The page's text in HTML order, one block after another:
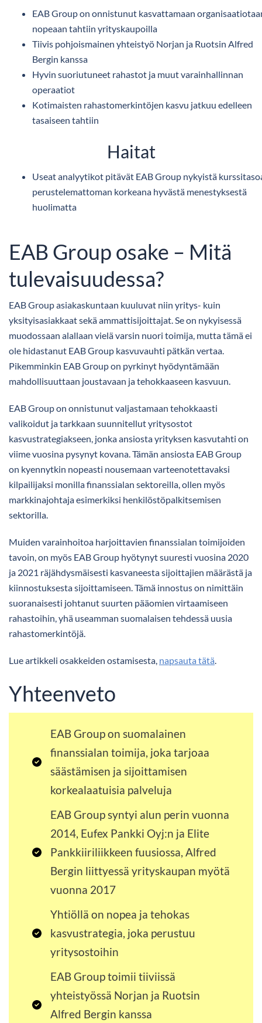
EAB Group on onnistunut kasvattamaan
nopeaan tahtiin yrityskaupoilla
Tiivis pohjoismainen yhteistyö Norjan ja Ruotsin Alfred
Bergin kanssa
Hyvin suoriutuneet rahastot ja muut varainhallinnan
operaatiot
Kotimaisten rahastomerkintöjen kasvu jatkuu edelleen
tasaiseen tahtiin
Haitat
Useat analyytikot pitävät EAB Group nykyistä
perustelemattoman korkeana hyvästä menestyksestä
huolimatta
EAB Group osake – Mitä
tulevaisuudessa?
EAB Group asiakaskuntaan kuuluvat niin yritys- kuin
yksityisasiakkaat sekä ammattisijoittajat. Se on nykyisessä
muodossaan alallaan vielä varsin nuori toimija, mutta tämä ei
ole hidastanut EAB Group kasvuvauhti pätkän vertaa.
Pikemminkin EAB Group on pyrkinyt hyödyntämään
mahdollisuuttaan joustavaan ja tehokkaaseen kasvuun.
EAB Group on onnistunut valjastamaan tehokkaasti
valikoidut ja tarkkaan suunnitellut yritysostot
kasvustrategiakseen, jonka ansiosta yrityksen kasvutahti on
viime vuosina pysynyt kovana. Tämän ansiosta EAB Group
on kyennytkin nopeasti nousemaan varteenotettavaksi
kilpailijaksi monilla finanssialan sektoreilla, ollen myös
markkinajohtaja esimerkiksi henkilöstöpalkitsemisen
sektorilla.
Muiden varainhoitoa harjoittavien finanssialan toimijoiden
tavoin, on myös EAB Group hyötynyt suuresti vuosina 2020
ja 2021 räjähdysmäisesti kasvaneesta sijoittajien määrästä ja
kiinnostuksesta sijoittamiseen. Tämä innostus on nimittäin
suoranaisesti johtanut suurten pääomien virtaamiseen
rahastoihin, yhä useamman suomalaisen tehdessä uusia
rahastomerkintöjä.
Lue artikkeli osakkeiden ostamisesta, napsauta tätä.
Yhteenveto
EAB Group on suomalainen
finanssialan toimija, joka tarjoaa
säästämisen ja sijoittamisen
korkealaatuisia palveluja
EAB Group syntyi alun perin vuonna
2014, Eufex Pankki Oyj:n ja Elite
Pankkiiriliikkeen fuusiossa, Alfred
Bergin liittyessä yrityskaupan myötä
vuonna 2017
Yhtiöllä on nopea ja tehokas
kasvustrategia, joka perustuu
yritysostoihin
EAB Group toimii tiiviissä
yhteistyössä Norjan ja Ruotsin
Alfred Bergin kanssa